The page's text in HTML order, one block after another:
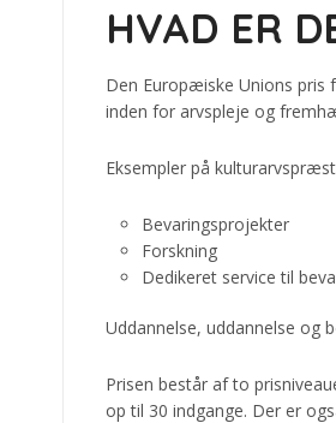
HVAD ER
Den Europæiske Unions
inden for arvspleje og
Eksempler på
Bevaringsprojekter
Forskning
Dedikeret service til
Uddannelse, uddannelse og
Prisen består af to
op til 30 indgange. Der er